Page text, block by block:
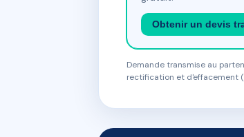
Obtenir un devis
Demande transmise au
rectification et d'effacement